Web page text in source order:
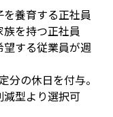
を養育する正社員
持つ正社員
する従業員が週
休日を付与。
より選択可